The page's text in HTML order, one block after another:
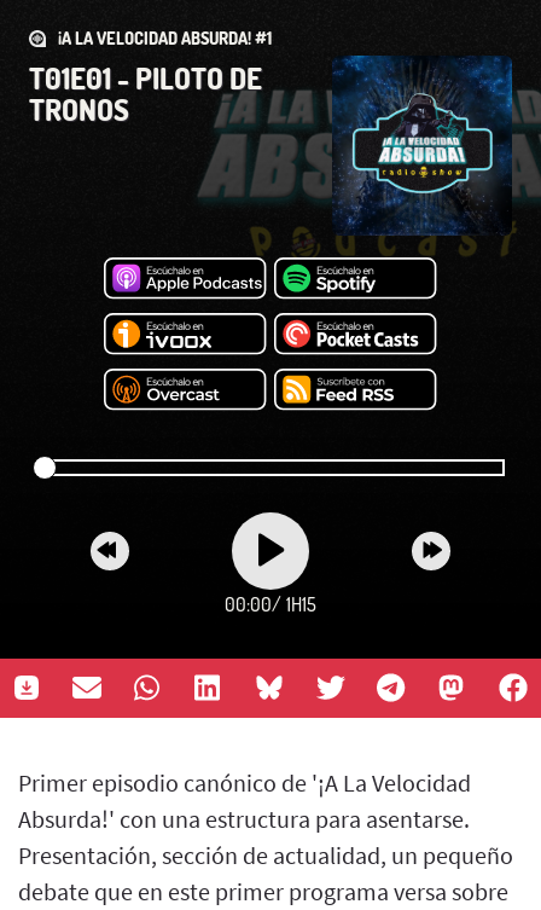
¡A LA VELOCIDAD ABSURDA! #1
T01E01 - PILOTO DE
TRONOS
00:00/ 1H15
Primer episodio canónico de '¡A La Velocidad
Absurda!' con una estructura para asentarse.
Presentación, sección de actualidad, un pequeño
debate que en este primer programa versa sobre